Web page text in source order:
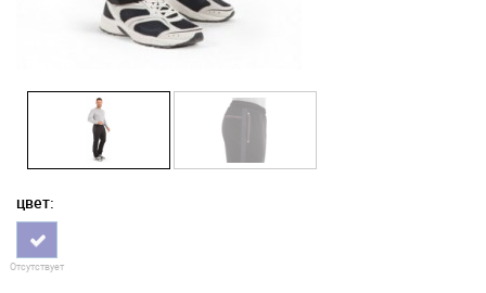
цвет:
Отсутствует